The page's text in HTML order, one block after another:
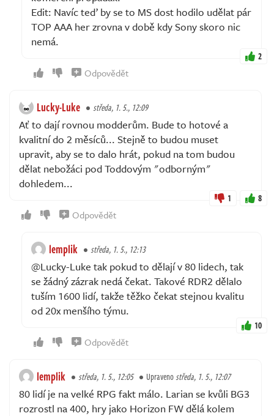
Edit: Navíc teď by se to MS dost hodilo udělat pár
TOP AAA her zrovna v době kdy Sony skoro nic
nemá.
2
Odpovědět
Lucky-Luke středa, 1. 5., 12:09
Ať to dají rovnou modderům. Bude to hotové a
kvalitní do 2 měsíců... Stejně to budou muset
upravit, aby se to dalo hrát, pokud na tom budou
dělat nebožáci pod Toddovým "odborným"
dohledem...
1 8
Odpovědět
lemplik středa, 1. 5., 12:13
@Lucky-Luke tak pokud to dělají v 80 lidech, tak
se žádný zázrak nedá čekat. Takové RDR2 dělalo
tuším 1600 lidí, takže těžko čekat stejnou kvalitu
od 20x menšího týmu.
10
Odpovědět
lemplik středa, 1. 5., 12:05 Upravenostředa, 1. 5., 12:07
80 lidí je na velké RPG fakt málo. Larian se kvůli BG3
rozrostl na 400, hry jako Horizon FW dělá kolem